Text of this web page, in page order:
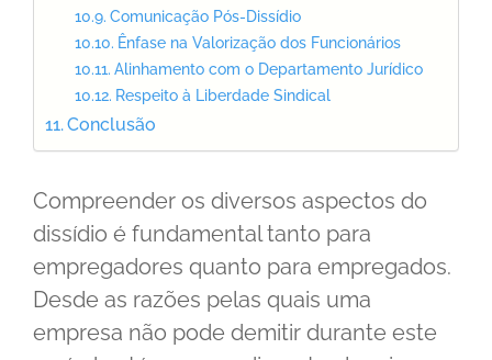
Comunicação Pós-Dissídio
Ênfase na Valorização dos Funcionários
Alinhamento com o Departamento Jurídico
Respeito à Liberdade Sindical
Conclusão
Compreender os diversos aspectos do
dissídio é fundamental tanto para
empregadores quanto para empregados.
Desde as razões pelas quais uma
empresa não pode demitir durante este